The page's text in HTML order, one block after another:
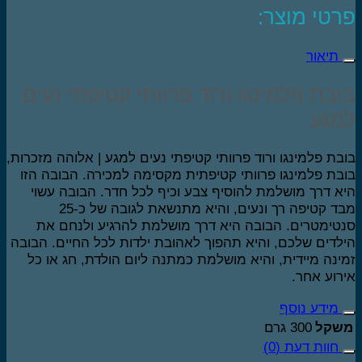
מוצר:
תיאור
פלמינגו ורוד פרוותי קטיפתי נעים
פלמינגו ורוד פרוותי קטיפתי נעים למגע | אלוהה מזכרות,
פלמינגו פרוותי קטיפתית מקסימה למכירה. הבובה הזו
דרך מושלמת להוסיף צבע וכיף לכל חדר. הבובה עשוי
מבד קטיפה רך ונעים, והיא מתנשאת לגובה של כ-25
הבובה היא דרך מושלמת להרגיע ולנחם את
שלכם, והיא תהפוך לאהובת ילדות לכל החיים. הבובה
מיידית, והיא מושלמת כמתנה ליום הולדת, חג או כל
אחר.
מידע נוסף
300 גרם
חוות דעת (0)